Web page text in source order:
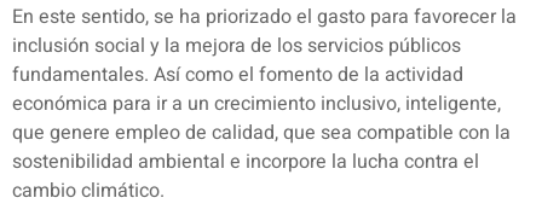
En este sentido, se ha priorizado el gasto para favorecer la
inclusión social y la mejora de los servicios públicos
fundamentales. Así como el fomento de la actividad
económica para ir a un crecimiento inclusivo, inteligente,
que genere empleo de calidad, que sea compatible con la
sostenibilidad ambiental e incorpore la lucha contra el
cambio climático.